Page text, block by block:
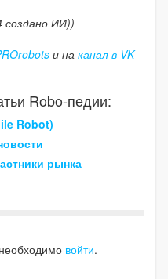
создано ИИ))
и на канал в VK
Robo-педии:
Robot)
рынка
войти.